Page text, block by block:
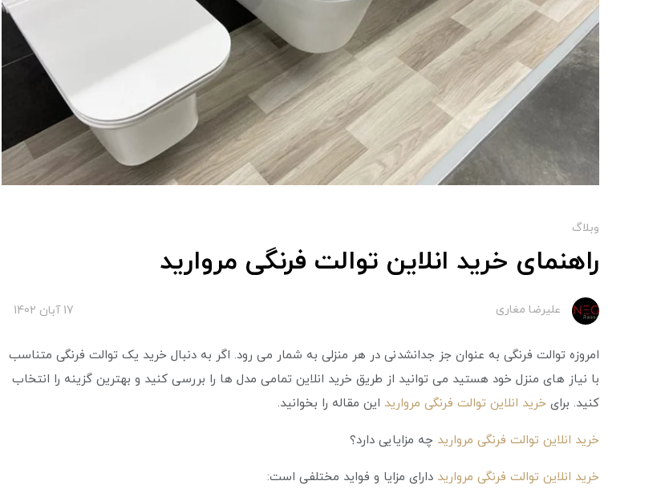
وبلاگ
راهنمای خرید انلاین توالت فرنگی مروارید
علیرضا مغاری 17 آبان 1402
امروزه توالت فرنگی به عنوان جز جدانشدنی در هر منزلی به شمار می رود. اگر به دنبال خرید یک توالت فرنگی متناسب
با نیاز های منزل خود هستید می توانید از طریق خرید انلاین تمامی مدل ها را بررسی کنید و بهترین گزینه را انتخاب
کنید. برای خرید انلاین توالت فرنگی مروارید این مقاله را بخوانید.
خرید انلاین توالت فرنگی مروارید چه مزایایی دارد؟
خرید انلاین توالت فرنگی مروارید دارای مزایا و فواید مختلفی است: